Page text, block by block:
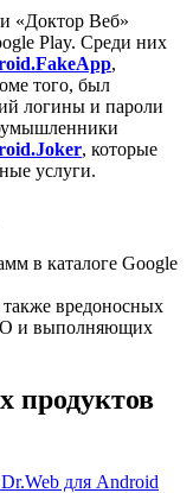
«Доктор Веб»
Play. Среди них
,
того, был
логины и пароли
, которые
услуги.
в каталоге Google
вредоносных
и выполняющих
продуктов